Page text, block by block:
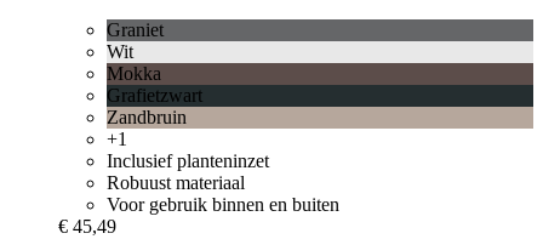
Graniet
Wit
Mokka
Grafietzwart
Zandbruin
+1
Inclusief planteninzet
Robuust materiaal
Voor gebruik binnen en buiten
€ 45,49